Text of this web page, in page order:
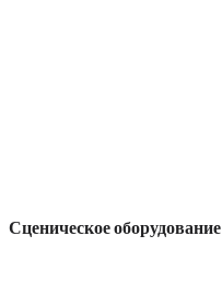
Сценическое оборудование